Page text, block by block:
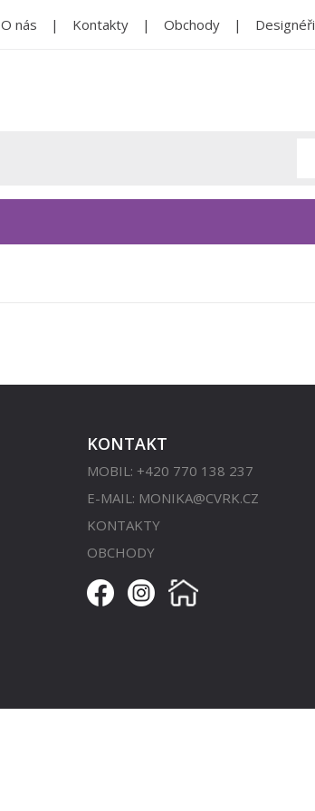
O nás Kontakty Obchody Designéři
KONTAKT
MOBIL: +420 770 138 237
E-MAIL: MONIKA@CVRK.CZ
KONTAKTY
OBCHODY